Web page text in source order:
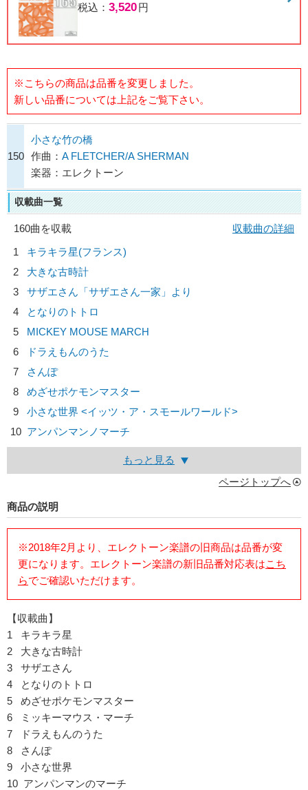
税込： 3,520円
※こちらの商品は品番を変更しました。
新しい品番については上記をご覧下さい。
150
小さな竹の橋
作曲： A FLETCHER/A SHERMAN
楽器：エレクトーン
収載曲一覧
160曲を収載
収載曲の詳細
1
キラキラ星(フランス)
2
大きな古時計
3
サザエさん「サザエさん一家」より
4
となりのトトロ
5
MICKEY MOUSE MARCH
6
ドラえもんのうた
7
さんぽ
8
めざせポケモンマスター
9
小さな世界 <イッツ・ア・スモールワールド>
10 アンパンマンノマーチ
もっと見る
ページトップへ
商品の説明
※2018年2月より、エレクトーン楽譜の旧商品は品番が変
更になります。エレクトーン楽譜の新旧品番対応表はこち
らでご確認いただけます。
【収載曲】
1 キラキラ星
2 大きな古時計
3 サザエさん
4 となりのトトロ
5 めざせポケモンマスター
6 ミッキーマウス・マーチ
7 ドラえもんのうた
8 さんぽ
9 小さな世界
10 アンパンマンのマーチ